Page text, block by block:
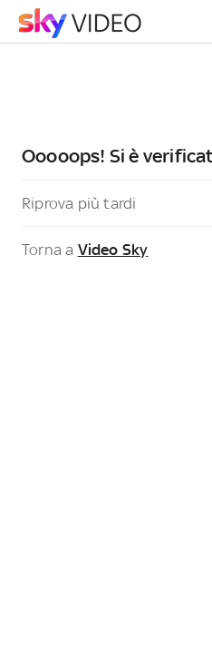
Ooooops! Si è
Riprova più tardi
Torna a Video Sky